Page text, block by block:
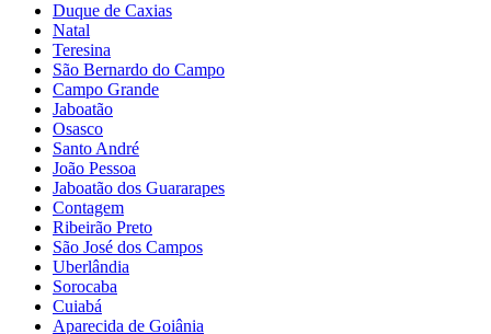
Duque de Caxias
Natal
Teresina
São Bernardo do Campo
Campo Grande
Jaboatão
Osasco
Santo André
João Pessoa
Jaboatão dos Guararapes
Contagem
Ribeirão Preto
São José dos Campos
Uberlândia
Sorocaba
Cuiabá
Aparecida de Goiânia